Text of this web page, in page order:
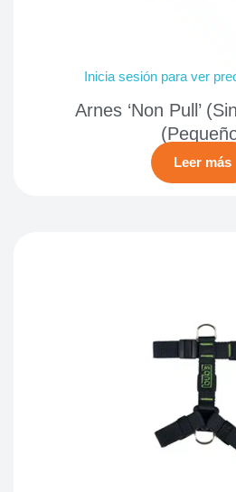
Inicia sesión para ver
Arnes ‘Non Pull’
Leer más